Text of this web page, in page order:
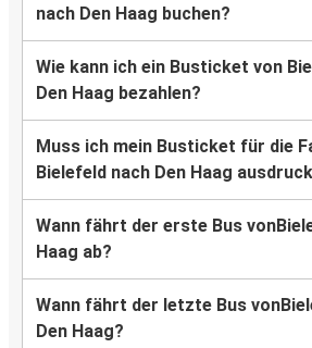
nach Den Haag buchen?
Wie kann ich ein Busticket von
Den Haag bezahlen?
Muss ich mein Busticket für die
Bielefeld nach Den Haag
Wann fährt der erste Bus
Haag ab?
Wann fährt der letzte Bus
Den Haag?